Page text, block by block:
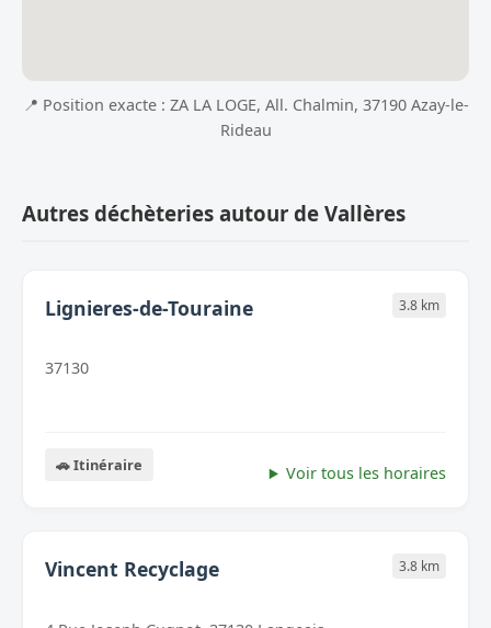
📍 Position exacte : ZA LA LOGE, All. Chalmin, 37190 Azay-le-
Rideau
Autres déchèteries autour de Vallères
Lignieres-de-Touraine 3.8 km
37130
🚗 Itinéraire Voir tous les horaires
Vincent Recyclage 3.8 km